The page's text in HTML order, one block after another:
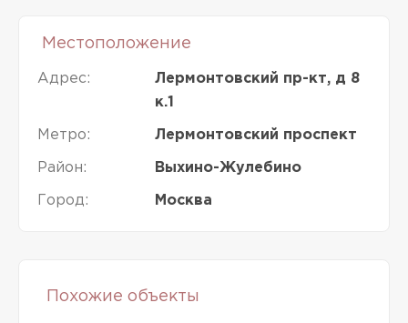
Местоположение
Адрес:
Лермонтовский пр-кт, д 8
к.1
Метро: Лермонтовский проспект
Район: Выхино-Жулебино
Город: Москва
Похожие объекты